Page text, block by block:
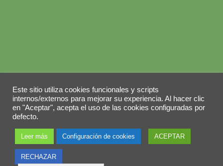
Política de cookies
© 2026 Copyright by
derechos reservados.
Este sitio utiliza cookies funcionales y scripts
internos/externos para mejorar su experiencia. Al hacer clic
en "Aceptar", acepta el uso de las cookies configuradas por
defecto.
Leer más Configuración de cookies ACEPTAR
RECHAZAR